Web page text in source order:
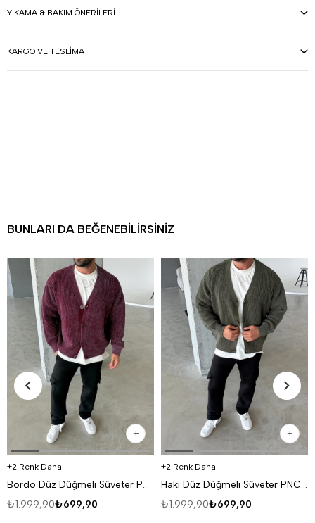
YIKAMA & BAKIM ÖNERILERI
KARGO VE TESLIMAT
BUNLARI DA BEĞENEBILIRSINIZ
2 Renk Daha
Bordo Düz Düğmeli Süveter PNC 9067
₺699,90
₺1.999,90
2 Renk Daha
Haki Düz Düğmeli Süveter PNC 9067
₺699,90
₺1.999,90